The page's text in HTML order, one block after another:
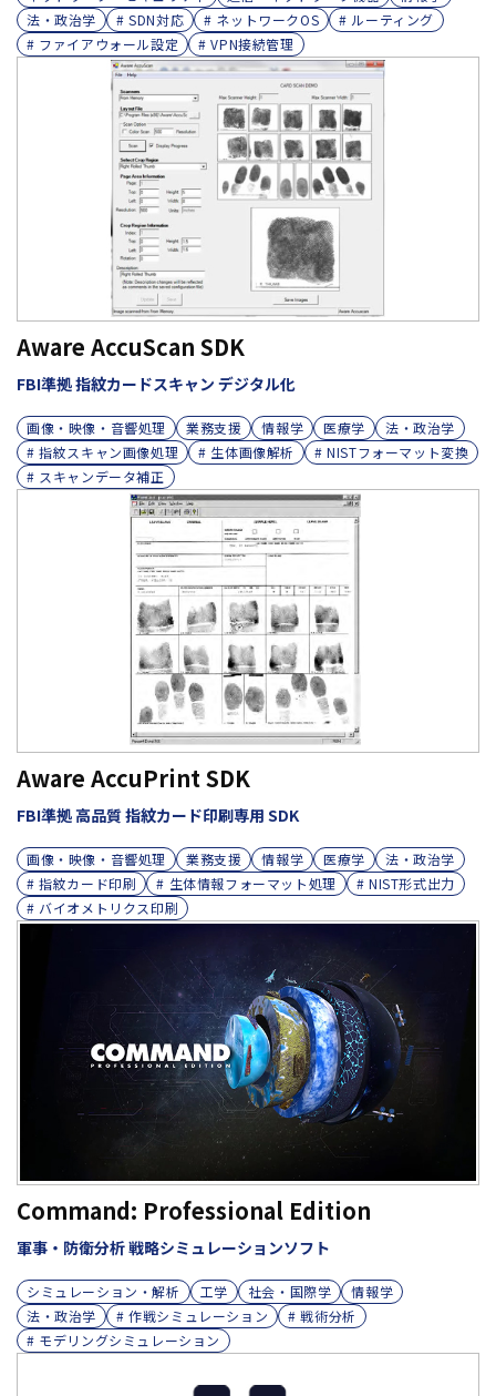
法・政治学
# SDN対応 # ネットワークOS
# ルーティング
# ファイアウォール設定
# VPN接続管理
Aware AccuScan SDK
FBI準拠 指紋カードスキャン デジタル化
画像・映像・音響処理 業務支援 情報学 医療学
法・政治学
# 指紋スキャン画像処理
# 生体画像解析
# NISTフォーマット変換
# スキャンデータ補正
Aware AccuPrint SDK
FBI準拠 高品質 指紋カード印刷専用 SDK
画像・映像・音響処理 業務支援 情報学 医療学
法・政治学
# 指紋カード印刷
# 生体情報フォーマット処理
# NIST形式出力
# バイオメトリクス印刷
Command: Professional Edition
軍事・防衛分析 戦略シミュレーションソフト
シミュレーション・解析 工学 社会・国際学
情報学
法・政治学
# 作戦シミュレーション
# 戦術分析
# モデリングシミュレーション